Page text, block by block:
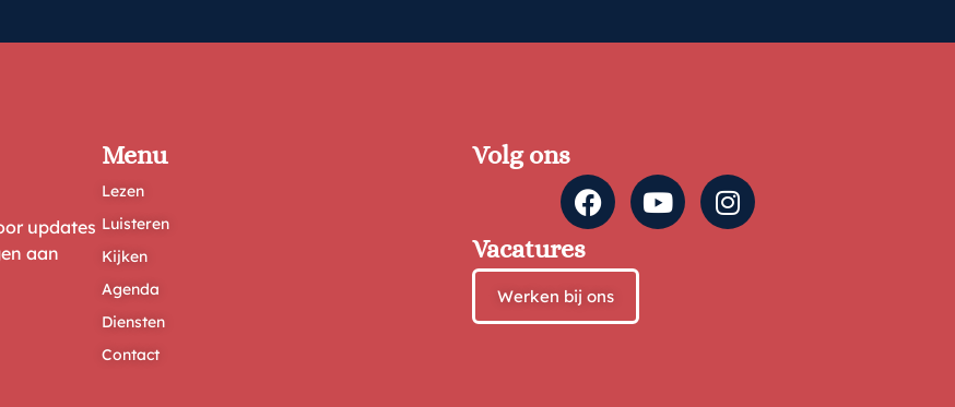
updates
aan
Menu
Lezen
Luisteren
Kijken
Agenda
Diensten
Contact
Volg ons
Vacatures
Werken bij ons